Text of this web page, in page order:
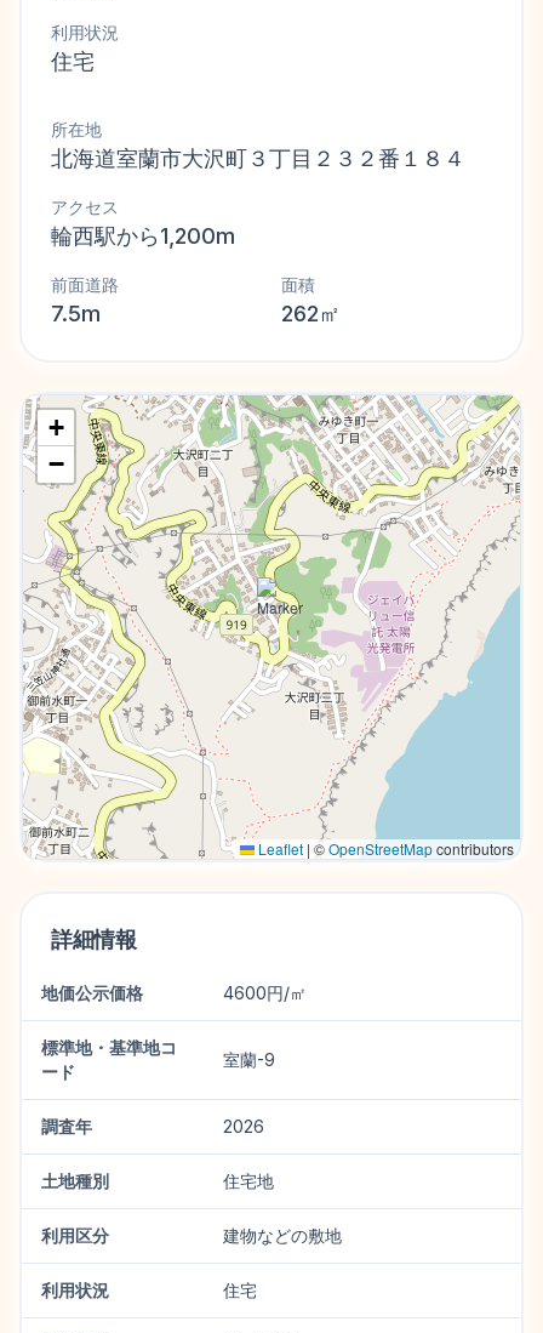
利用状況
住宅
所在地
北海道室蘭市大沢町３丁目２３２番１８４
アクセス
輪西駅から1,200m
前面道路
7.5m
面積
262㎡
+
−
Leaflet | ©OpenStreetMapcontributors
詳細情報
地価公示価格 4600円/㎡
標準地・基準地コ
ード
室蘭-9
調査年 2026
土地種別 住宅地
利用区分 建物などの敷地
利用状況 住宅